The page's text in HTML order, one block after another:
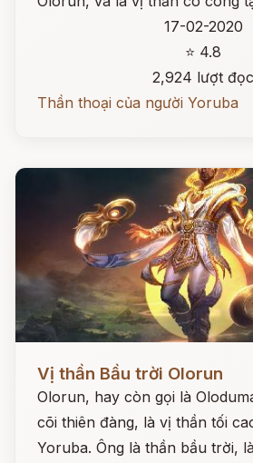
17-02-2020
⭐ 4.8
2,924 lượt đọc
Thần thoại của người Yoruba
Đọc ngay
Vị thần Bầu trời Olorun
Olorun, hay còn gọi là
cõi thiên đàng, là vị thần tối
Yoruba. Ông là thần bầu trời,